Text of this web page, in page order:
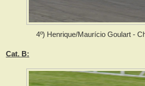
4º) Henrique/Maurício Goulart -
Cat. B: